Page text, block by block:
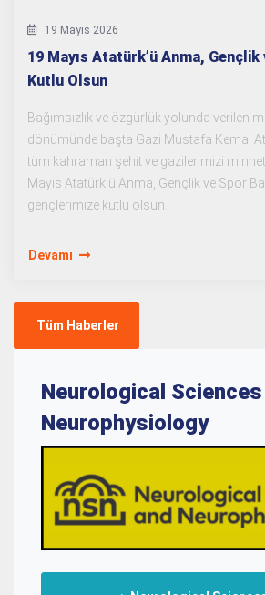
19 Mayıs 2026
19 Mayıs Atatürk’ü Anma, Gençlik
Kutlu Olsun
Bağımsızlık ve özgürlük yolunda verilen
dönümünde başta Gazi Mustafa Kemal
tüm kahraman şehit ve gazilerimizi
Mayıs Atatürk'ü Anma, Gençlik ve Spor
gençlerimize kutlu olsun.
Devamı
Tüm Haberler
Neurological Sciences
Neurophysiology